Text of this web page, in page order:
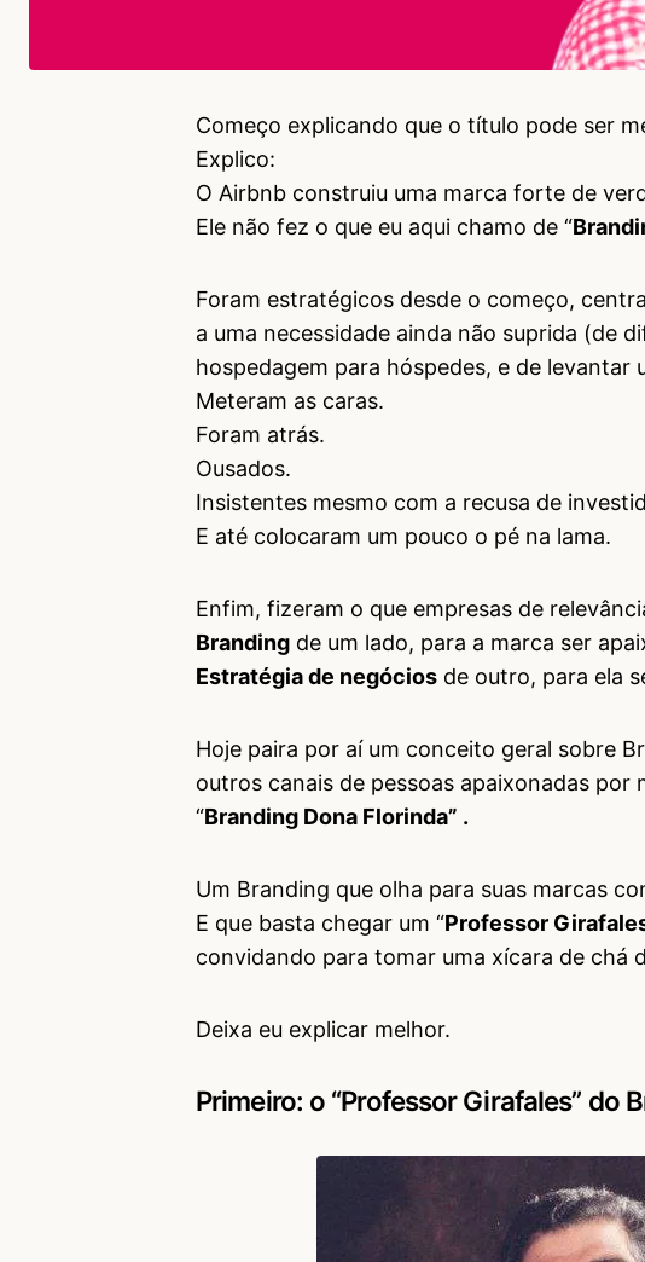
Começo explicando que o título pode ser
Explico:
O Airbnb construiu uma marca forte de
Ele não fez o que eu aqui chamo de “
Foram estratégicos desde o começo,
a uma necessidade ainda não suprida (de
hospedagem para hóspedes, e de
Meteram as caras.
Foram atrás.
Ousados.
Insistentes mesmo com a recusa de
E até colocaram um pouco o pé na lama.
Enfim, fizeram o que empresas de
Branding de um lado, para a marca ser
Estratégia de negócios de outro, para ela
Hoje paira por aí um conceito geral sobre
outros canais de pessoas apaixonadas por
“Branding Dona Florinda” .
Um Branding que olha para suas marcas
E que basta chegar um “Professor
convidando para tomar uma xícara de chá
Deixa eu explicar melhor.
Primeiro: o “Professor Girafales” do